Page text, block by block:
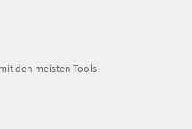
den meisten Tools